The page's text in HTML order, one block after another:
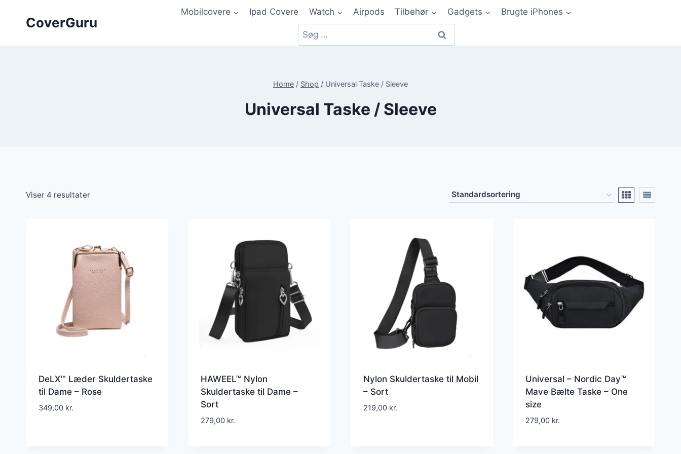
CoverGuru
Mobilcovere Ipad Covere Watch Airpods Tilbehør Gadgets Brugte iPhones
Home / Shop / Universal Taske / Sleeve
Universal Taske / Sleeve
Viser 4 resultater
DeLX™ Læder Skuldertaske
til Dame – Rose
349,00 kr.
HAWEEL™ Nylon
Skuldertaske til Dame –
Sort
279,00 kr.
Nylon Skuldertaske til Mobil
– Sort
219,00 kr.
Universal – Nordic Day™
Mave Bælte Taske – One
size
279,00 kr.